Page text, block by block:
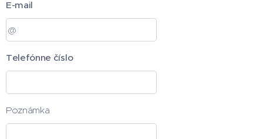
E-mail
Telefónne číslo
Poznámka